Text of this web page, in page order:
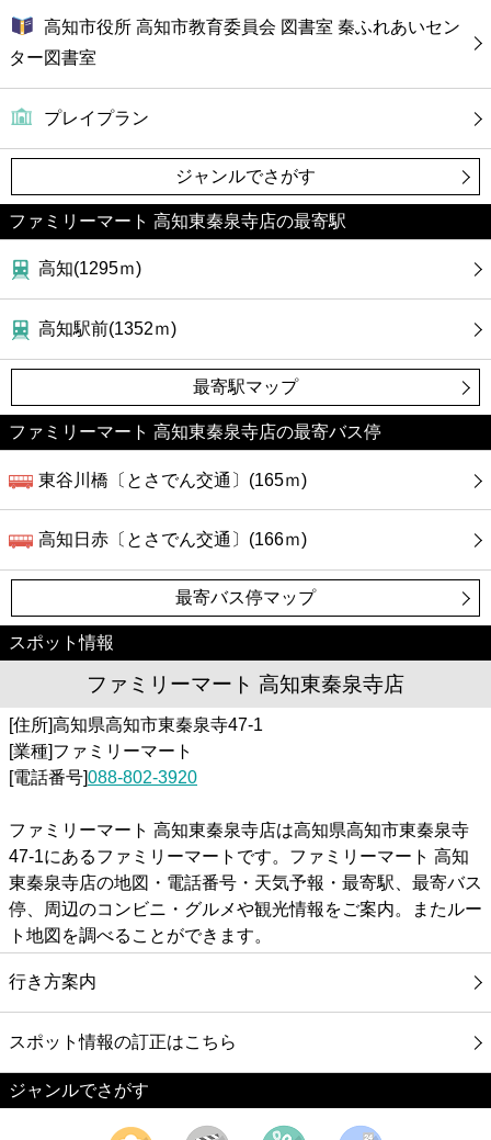
高知市役所 高知市教育委員会 図書室 秦ふれあいセン
ター図書室
プレイプラン
ジャンルでさがす
ファミリーマート 高知東秦泉寺店の最寄駅
高知(1295ｍ)
高知駅前(1352ｍ)
最寄駅マップ
ファミリーマート 高知東秦泉寺店の最寄バス停
東谷川橋〔とさでん交通〕(165ｍ)
高知日赤〔とさでん交通〕(166ｍ)
最寄バス停マップ
スポット情報
ファミリーマート 高知東秦泉寺店
[住所]高知県高知市東秦泉寺47-1
[業種]ファミリーマート
[電話番号]088-802-3920
ファミリーマート 高知東秦泉寺店は高知県高知市東秦泉寺
47-1にあるファミリーマートです。ファミリーマート 高知
東秦泉寺店の地図・電話番号・天気予報・最寄駅、最寄バス
停、周辺のコンビニ・グルメや観光情報をご案内。またルー
ト地図を調べることができます。
行き方案内
スポット情報の訂正はこちら
ジャンルでさがす